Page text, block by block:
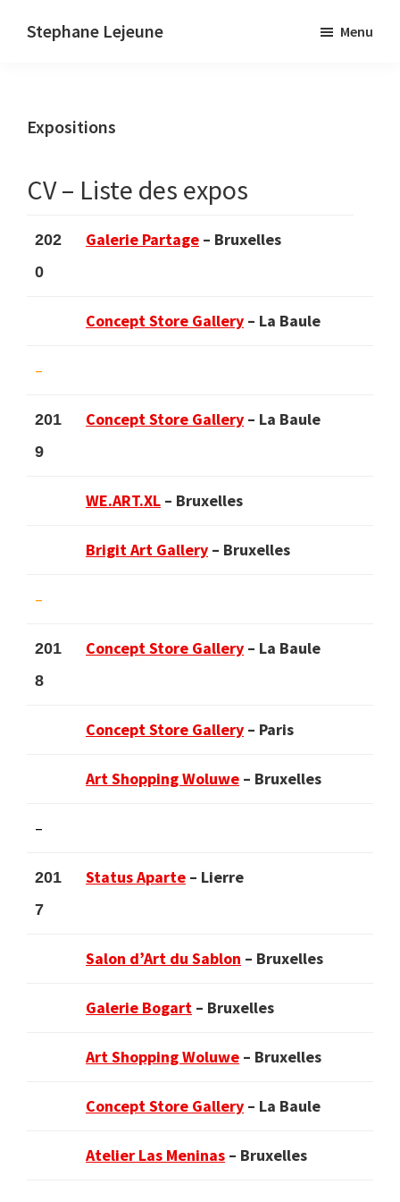
Stephane Lejeune
Peintures
photographies
Menu
Expositions
CV – Liste des expos
202
0
Galerie Partage – Bruxelles
Concept Store Gallery – La Baule
–
201
9
Concept Store Gallery – La Baule
WE.ART.XL – Bruxelles
Brigit Art Gallery – Bruxelles
–
201
8
Concept Store Gallery – La Baule
Concept Store Gallery – Paris
Art Shopping Woluwe – Bruxelles
–
201
7
Status Aparte – Lierre
Salon d’Art du Sablon – Bruxelles
Galerie Bogart – Bruxelles
Art Shopping Woluwe – Bruxelles
Concept Store Gallery – La Baule
Atelier Las Meninas – Bruxelles